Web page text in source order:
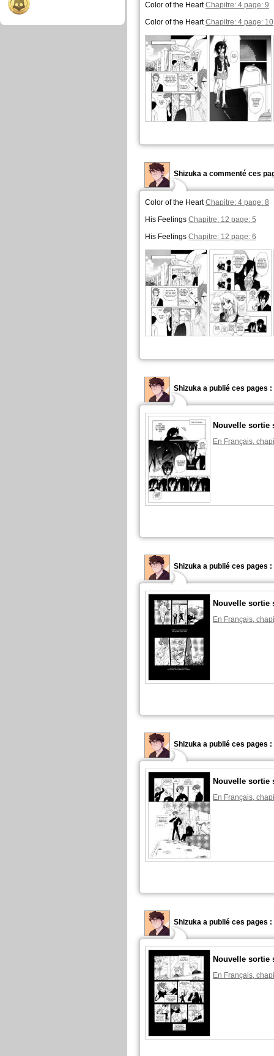
Color of the HeartChapitre: 4 page: 9
Color of the HeartChapitre: 4 page: 10
Shizuka a commenté ces
Color of the HeartChapitre: 4 page: 8
His Feelings Chapitre: 12 page: 5
His Feelings Chapitre: 12 page: 6
Shizuka a publié ces pages :
Nouvelle sortie
En Français,
Shizuka a publié ces pages :
Nouvelle sortie
En Français,
Shizuka a publié ces pages :
Nouvelle sortie
En Français,
Shizuka a publié ces pages :
Nouvelle sortie
En Français,